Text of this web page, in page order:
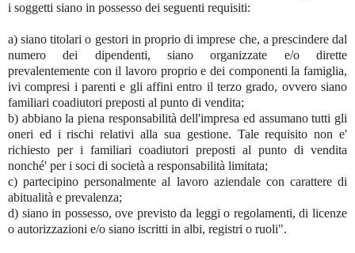
i soggetti siano in possesso dei seguenti requisiti:
a) siano titolari o gestori in proprio di imprese che, a prescindere dal
numero dei dipendenti, siano organizzate e/o dirette
prevalentemente con il lavoro proprio e dei componenti la famiglia,
ivi compresi i parenti e gli affini entro il terzo grado, ovvero siano
familiari coadiutori preposti al punto di vendita;
b) abbiano la piena responsabilità dell'impresa ed assumano tutti gli
oneri ed i rischi relativi alla sua gestione. Tale requisito non e'
richiesto per i familiari coadiutori preposti al punto di vendita
nonché' per i soci di società a responsabilità limitata;
c) partecipino personalmente al lavoro aziendale con carattere di
abitualità e prevalenza;
d) siano in possesso, ove previsto da leggi o regolamenti, di licenze
o autorizzazioni e/o siano iscritti in albi, registri o ruoli".